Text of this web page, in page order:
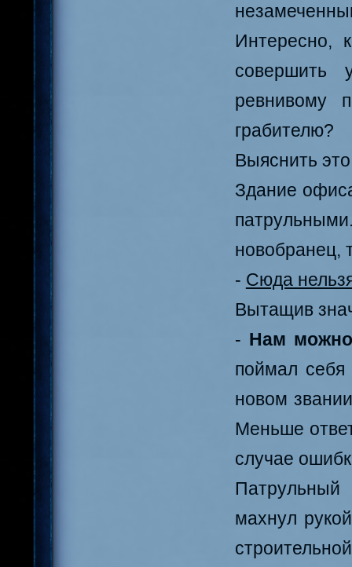
Интересно,
совершить
ревнивому
грабителю?
Выяснить
Здание
новобранец,
- Сюда
Вытащив
- Нам
поймал себя
новом
Меньше
случае
махнул